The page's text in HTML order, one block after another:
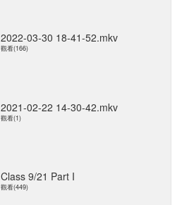
2022-03-30 18-41-52.mkv
觀看(166)
2021-02-22 14-30-42.mkv
觀看(1)
Class 9/21 Part I
觀看(449)